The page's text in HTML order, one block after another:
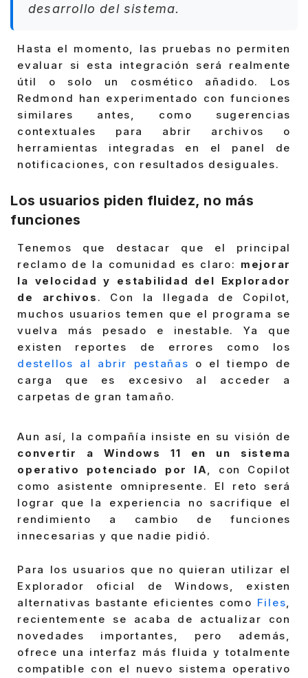
desarrollo del sistema.
Hasta el momento, las pruebas no permiten
evaluar si esta integración será realmente
útil o solo un cosmético añadido. Los
Redmond han experimentado con funciones
similares antes, como sugerencias
contextuales para abrir archivos o
herramientas integradas en el panel de
notificaciones, con resultados desiguales.
Los usuarios piden fluidez, no más
funciones
Tenemos que destacar que el principal
reclamo de la comunidad es claro: mejorar
la velocidad y estabilidad del Explorador
de archivos . Con la llegada de Copilot,
muchos usuarios temen que el programa se
vuelva más pesado e inestable. Ya que
existen reportes de errores como los
destellos al abrir pestañas o el tiempo de
carga que es excesivo al acceder a
carpetas de gran tamaño.
Aun así, la compañía insiste en su visión de
convertir a Windows 11 en un sistema
operativo potenciado por IA
, con Copilot
como asistente omnipresente. El reto será
lograr que la experiencia no sacrifique el
rendimiento a cambio de funciones
innecesarias y que nadie pidió.
Para los usuarios que no quieran utilizar el
Explorador oficial de Windows, existen
alternativas bastante eficientes como Files,
recientemente se acaba de actualizar con
novedades importantes, pero además,
ofrece una interfaz más fluida y totalmente
compatible con el nuevo sistema operativo